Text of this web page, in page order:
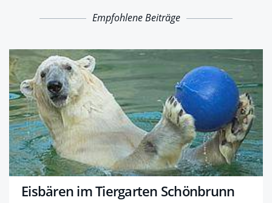
Empfohlene Beiträge
Eisbären im Tiergarten Schönbrunn